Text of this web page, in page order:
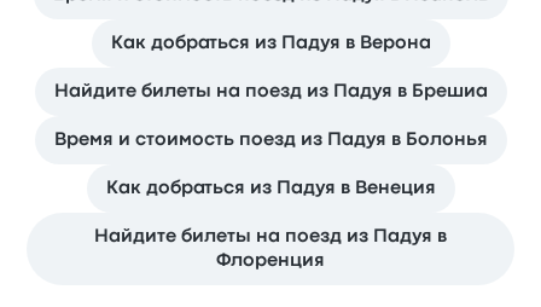
Как добраться из Падуя в Верона
Найдите билеты на поезд из Падуя в Брешиа
Время и стоимость поезд из Падуя в Болонья
Как добраться из Падуя в Венеция
Найдите билеты на поезд из Падуя в
Флоренция